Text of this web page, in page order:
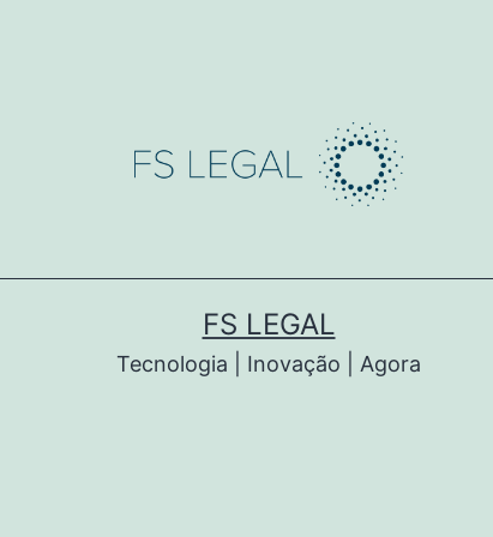
FS LEGAL
Tecnologia | Inovação | Agora